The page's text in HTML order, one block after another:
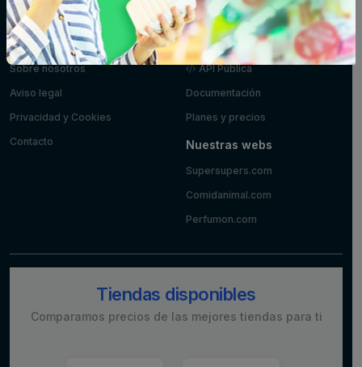
yogures
Información
Sobre nosotros
Aviso legal
Privacidad y Cookies
Contacto
Desarrolladores
API Pública
Documentación
Planes y precios
Nuestras webs
Supersupers.com
Comidanimal.com
Perfumon.com
Tiendas disponibles
Comparamos precios de las mejores tiendas para ti